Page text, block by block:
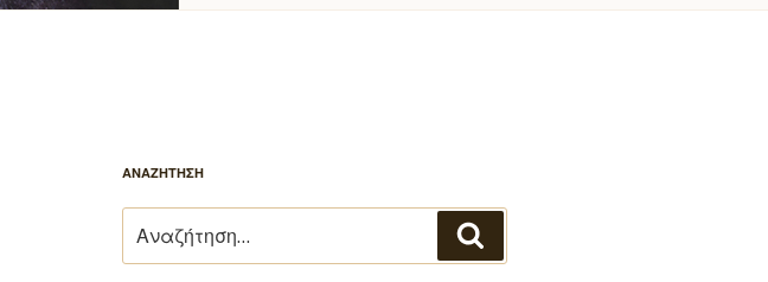
ΑΝΑΖΗΤΗΣΗ
για: